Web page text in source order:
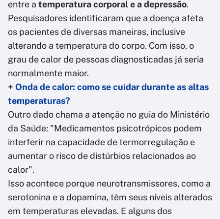
entre a temperatura corporal e a depressão.
Pesquisadores identificaram que a doença afeta
os pacientes de diversas maneiras, inclusive
alterando a temperatura do corpo. Com isso, o
grau de calor de pessoas diagnosticadas já seria
normalmente maior.
+ Onda de calor: como se cuidar durante as altas
temperaturas?
Outro dado chama a atenção no guia do Ministério
da Saúde: "Medicamentos psicotrópicos podem
interferir na capacidade de termorregulação e
aumentar o risco de distúrbios relacionados ao
calor".
Isso acontece porque neurotransmissores, como a
serotonina e a dopamina, têm seus níveis alterados
em temperaturas elevadas. E alguns dos